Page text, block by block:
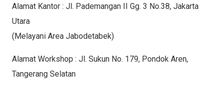
Alamat Kantor : Jl. Pademangan II Gg. 3 No.38, Jakarta
Utara
(Melayani Area Jabodetabek)
Alamat Workshop : Jl. Sukun No. 179, Pondok Aren,
Tangerang Selatan